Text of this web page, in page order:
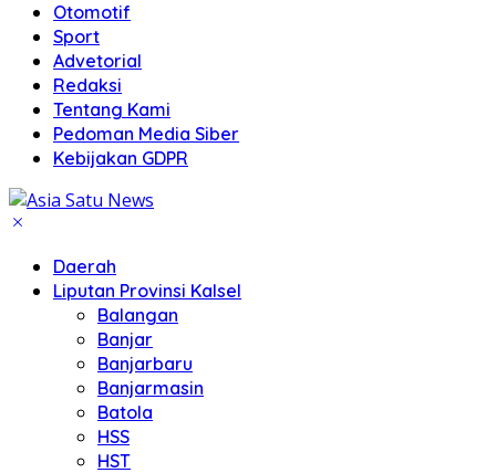
Otomotif
Sport
Advetorial
Redaksi
Tentang Kami
Pedoman Media Siber
Kebijakan GDPR
Daerah
Liputan Provinsi Kalsel
Balangan
Banjar
Banjarbaru
Banjarmasin
Batola
HSS
HST